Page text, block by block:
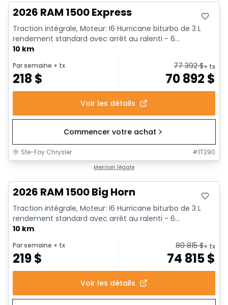
2026 RAM 1500 Express
Traction intégrale, Moteur: I6 Hurricane biturbo de 3 L
rendement standard avec arrêt au ralenti - 6...
10 km
Par semaine + tx
218 $
77 392$+ tx
70 892 $
Voir les détails
Commencer votre achat
Ste-Foy Chrysler #1T290
Mention légale
2026 RAM 1500 Big Horn
Traction intégrale, Moteur: I6 Hurricane biturbo de 3 L
rendement standard avec arrêt au ralenti - 6...
10 km
Par semaine + tx
219$
80 815$+ tx
74 815$
Voir les détails